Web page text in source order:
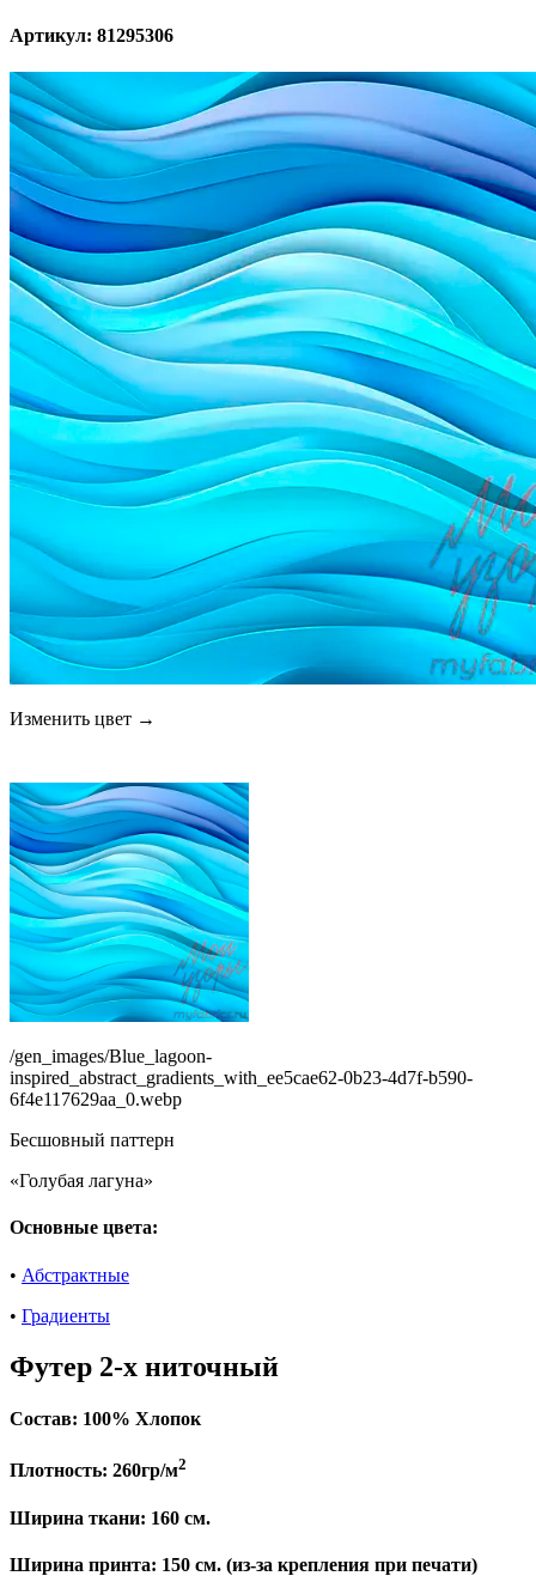
Артикул: 81295306
Изменить цвет →
/gen_images/Blue_lagoon-
inspired_abstract_gradients_with_ee5cae62-0b23-4d7f-b590-
6f4e117629aa_0.webp
Бесшовный паттерн
«Голубая лагуна»
Основные цвета:
• Абстрактные
• Градиенты
Футер 2-х ниточный
Состав: 100% Хлопок
Плотность: 260гр/м2
Ширина ткани: 160 см.
Ширина принта: 150 см. (из-за крепления при печати)